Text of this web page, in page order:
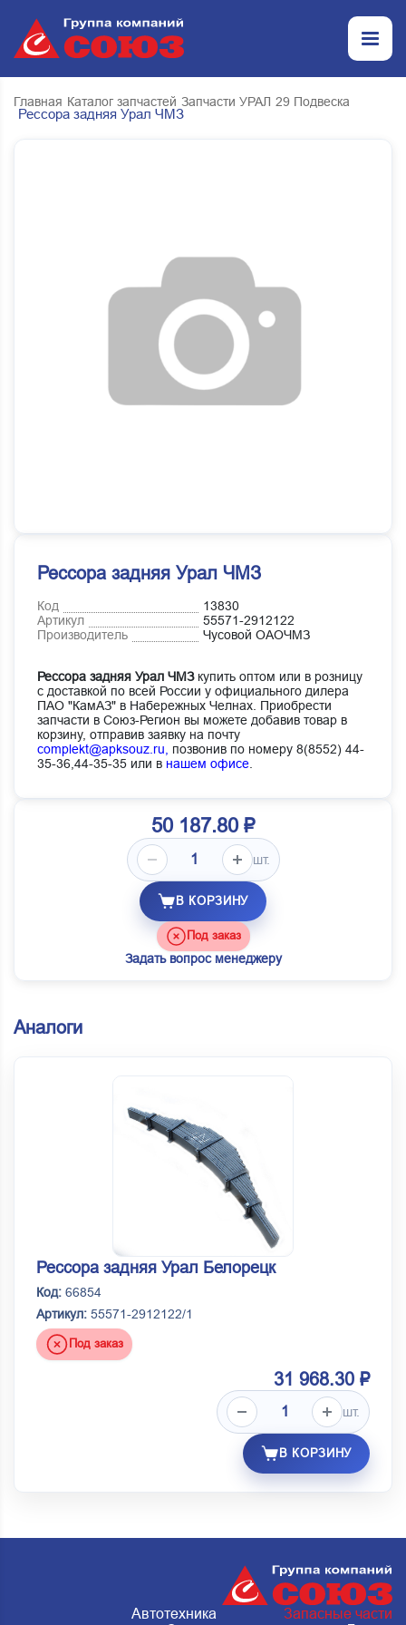
Главная Каталог запчастей Запчасти УРАЛ 29 Подвеска
Рессора задняя Урал ЧМЗ
Рессора задняя Урал ЧМЗ
Код
13830
Артикул
55571-2912122
Производитель
Чусовой ОАОЧМЗ
Рессора задняя Урал ЧМЗкупить оптом или в розницу
с доставкой по всей России у официального дилера
ПАО "КамАЗ" в Набережных Челнах. Приобрести
запчасти в Союз-Регион вы можете добавив товар в
корзину, отправив заявку на почту
complekt@apksouz.ru,
позвонив по номеру 8(8552) 44-
35-36,44-35-35 или в нашем офисе
50 187.80 ₽
шт.
В КОРЗИНУ
Под заказ
Задать вопрос менеджеру
Аналоги
Рессора задняя Урал Белорецк
Код: 66854
Артикул: 55571-2912122/1
Под заказ
31 968.30 ₽
шт.
В КОРЗИНУ
Автотехника
Запасные части